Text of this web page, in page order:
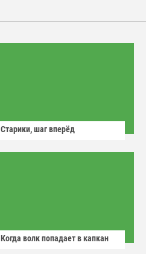
Старики, шаг вперёд
Когда волк попадает в капкан